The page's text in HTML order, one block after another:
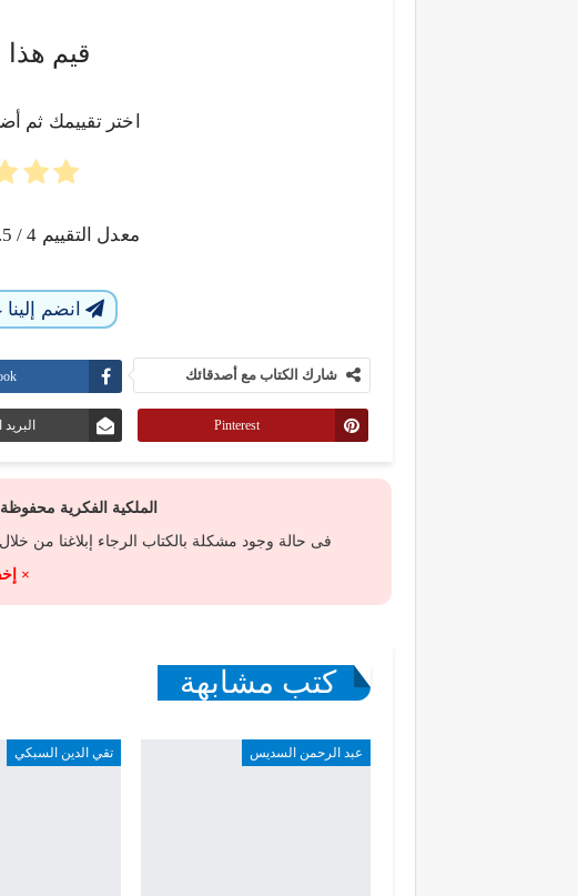
قيم هذا
اختر تقييمك ثم
معدل التقييم 4/ 5. عدد الأصوات:
انضم
شارك الكتاب مع أصدقائك
Pinterest
الملكية الفكرية
فى حالة وجود مشكلة بالكتاب الرجاء إبلاغنا من
×
كتب مشابهة
عبد الرحمن السديس تقي الدين السبكي